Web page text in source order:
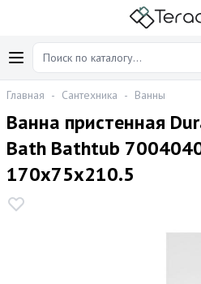
Главная - Сантехника - Ванны
Ванна пристенная
Bath Bathtub
170х75х210.5